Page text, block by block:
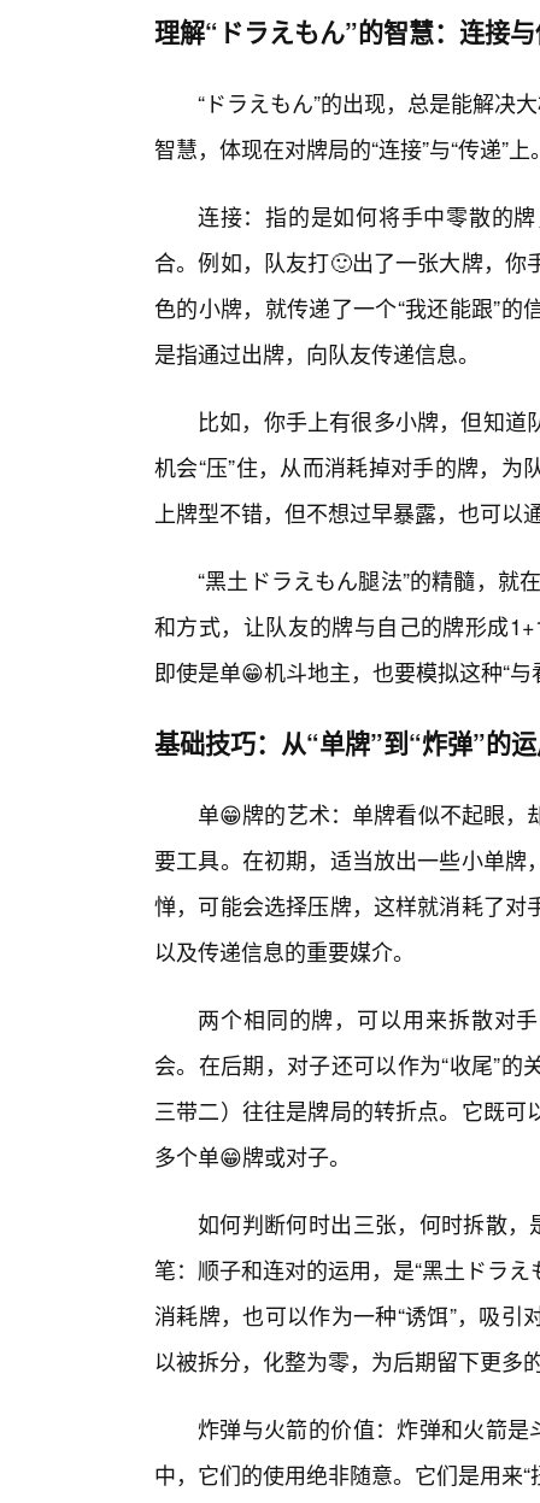
理解“ドラえもん”的智慧：连接
“ドラえもん”的出现，总是能解决
智慧，体现在对牌局的“连接”与“传递”上
连接：指的是如何将手中零散的
合。例如，队友打🙂出了一张大牌，
色的小牌，就传递了一个“我还能跟”
是指通过出牌，向队友传递信息。
比如，你手上有很多小牌，但知
机会“压”住，从而消耗掉对手的牌，
上牌型不错，但不想过早暴露，也可以
“黑土ドラえもん腿法”的精髓，就
和方式，让队友的牌与自己的牌形成
即使是单😁机斗地主，也要模拟这种“
基础技巧：从“单牌”到“炸弹”的
单😁牌的艺术：单牌看似不起眼，
要工具。在初期，适当放出一些小单
惮，可能会选择压牌，这样就消耗了
以及传递信息的重要媒介。
两个相同的牌，可以用来拆散对
会。在后期，对子还可以作为“收尾”
三带二）往往是牌局的转折点。它既
多个单😁牌或对子。
如何判断何时出三张，何时拆散，
笔：顺子和连对的运用，是“黑土ドラ
消耗牌，也可以作为一种“诱饵”，吸
以被拆分，化整为零，为后期留下更多
炸弹与火箭的价值：炸弹和火箭是
中，它们的使用绝非随意。它们是用来